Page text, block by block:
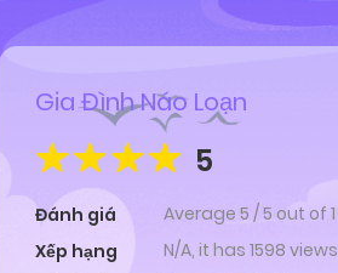
Gia Đình Náo Loạn
5
Đánh giá Average 5 /5 out of 1
Xếp hạng
N/A, it has 1598 views